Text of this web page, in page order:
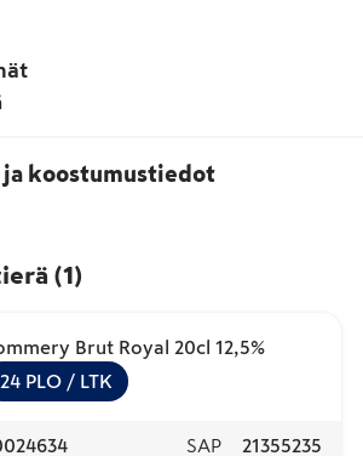
ja koostumustiedot
(1)
Brut Royal 20cl 12,5%
24 PLO / LTK
SAP 21355235